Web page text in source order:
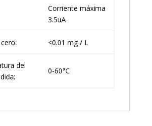
Corriente máxima
3.5uA
<0.01 mg / L
del
0-60°C